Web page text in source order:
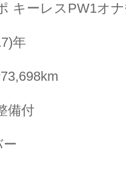
キーレスPW1オ
年
備付